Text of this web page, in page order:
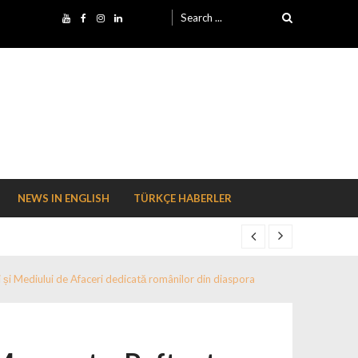
Search for:
NEWS IN ENGLISH TÜRKÇE HABERLER
și Mediului de Afaceri dedicată românilor din diaspora